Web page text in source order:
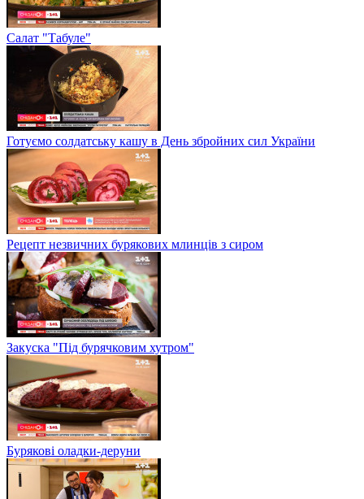
Салат "Табуле"
Готуємо солдатську кашу в День збройних сил України
Рецепт незвичних бурякових млинців з сиром
Закуска "Під бурячковим хутром"
Бурякові оладки-деруни